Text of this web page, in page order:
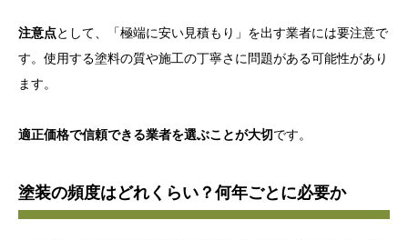
注意点として、「極端に安い見積もり」を出す業者には要注意で
す。使用する塗料の質や施工の丁寧さに問題がある可能性があり
ます。
適正価格で信頼できる業者を選ぶことが大切です。
塗装の頻度はどれくらい？何年ごとに必要か